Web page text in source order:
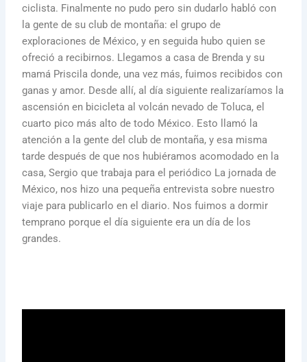
ciclista. Finalmente no pudo pero sin dudarlo habló con
la gente de su club de montaña: el grupo de
exploraciones de México, y en seguida hubo quien se
ofreció a recibirnos. Llegamos a casa de Brenda y su
mamá Priscila donde, una vez más, fuimos recibidos con
ganas y amor. Desde allí, al día siguiente realizaríamos la
ascensión en bicicleta al volcán nevado de Toluca, el
cuarto pico más alto de todo México. Esto llamó la
atención a la gente del club de montaña, y esa misma
tarde después de que nos hubiéramos acomodado en la
casa, Sergio que trabaja para el periódico La jornada de
México, nos hizo una pequeña entrevista sobre nuestro
viaje para publicarlo en el diario. Nos fuimos a dormir
temprano porque el día siguiente era un día de los
grandes.